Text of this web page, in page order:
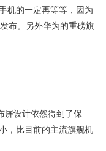
机的一定再等等，因为
布。另外华为的重磅旗
屏设计依然得到了保
，比目前的主流旗舰机